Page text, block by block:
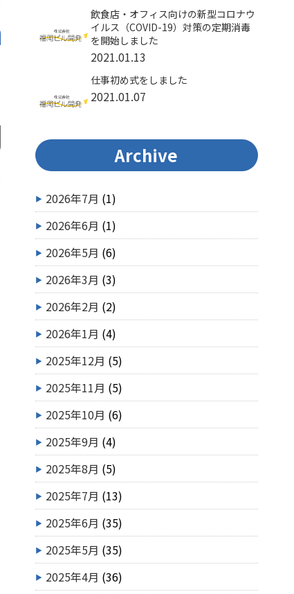
飲食店・オフィス向けの新型コロナウ
イルス（COVID-19）対策の定期消毒
を開始しました
2021.01.13
仕事初め式をしました
2021.01.07
Archive
2026年7月 (1)
2026年6月 (1)
2026年5月 (6)
2026年3月 (3)
2026年2月 (2)
2026年1月 (4)
2025年12月 (5)
2025年11月 (5)
2025年10月 (6)
2025年9月 (4)
2025年8月 (5)
2025年7月 (13)
2025年6月 (35)
2025年5月 (35)
2025年4月 (36)